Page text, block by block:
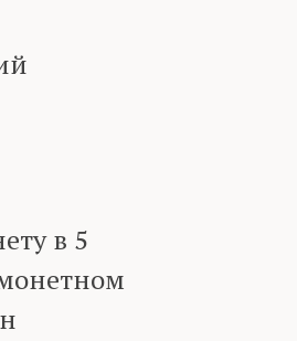
в 5